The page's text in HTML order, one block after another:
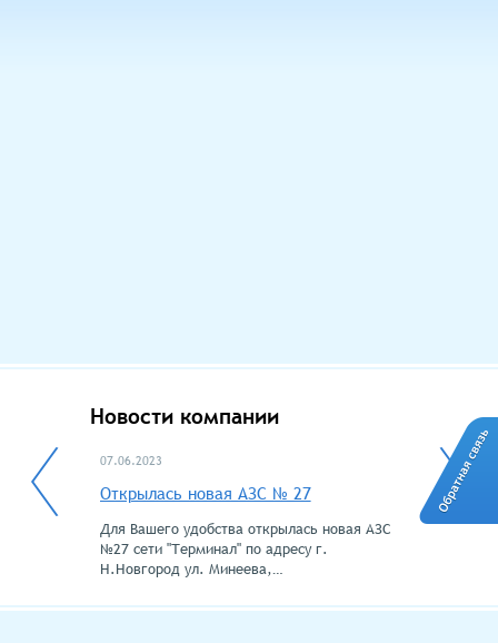
Новости компании
07.06.2023
Открылась новая АЗС № 27
Для Вашего удобства открылась новая АЗС
№27 сети "Терминал" по адресу г.
Н.Новгород ул. Минеева,…
02.12.2022
На всей